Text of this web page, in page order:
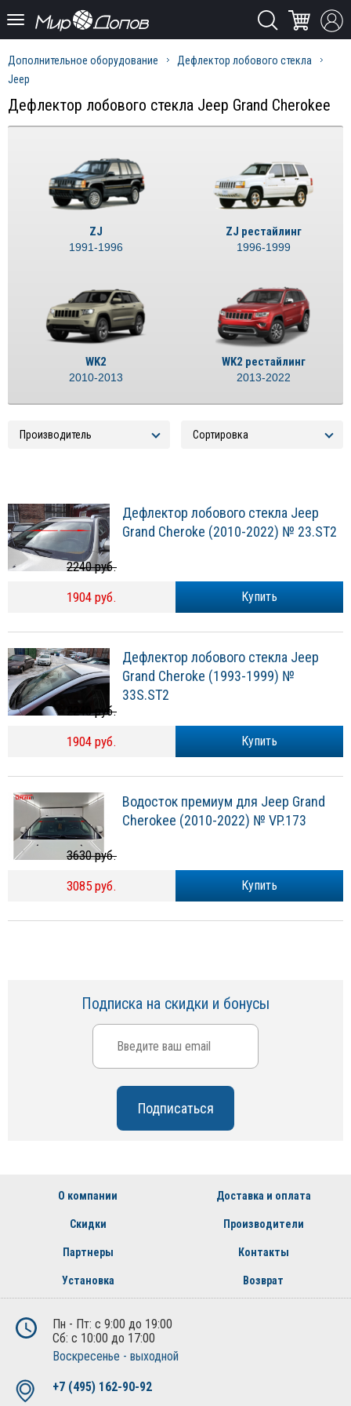
Дополнительное оборудование
Дефлектор лобового стекла
Jeep
Дефлектор лобового стекла Jeep Grand Cherokee
ZJ
1991-1996
ZJ рестайлинг
1996-1999
WK2
2010-2013
WK2 рестайлинг
2013-2022
Дефлектор лобового стекла Jeep
Grand Cheroke (2010-2022) № 23.ST2
Купить
2240 руб.
1904 руб.
Дефлектор лобового стекла Jeep
Grand Cheroke (1993-1999) №
33S.ST2
Купить
2240 руб.
1904 руб.
Водосток премиум для Jeep Grand
Cherokee (2010-2022) № VP.173
Купить
3630 руб.
3085 руб.
Подписка на скидки и бонусы
О компании Доставка и оплата
Скидки Производители
Партнеры Контакты
Установка Возврат
Пн - Пт: с 9:00 до 19:00
Сб: с 10:00 до 17:00
Воскресенье - выходной
+7 (495) 162-90-92